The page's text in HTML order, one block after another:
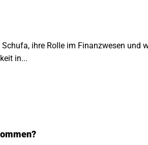
ihre Rolle im Finanzwesen und
in...